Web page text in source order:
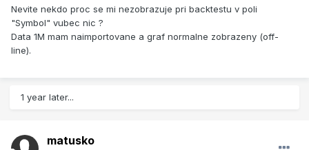
Nevite nekdo proc se mi nezobrazuje pri backtestu v poli
"Symbol" vubec nic ?
Data 1M mam naimportovane a graf normalne zobrazeny (off-
line).
1 year later...
matusko